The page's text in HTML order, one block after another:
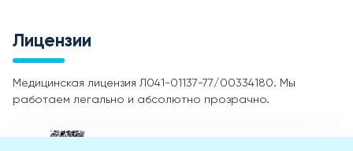
Лицензии
Медицинская лицензия Л041-01137-77/00334180. Мы
работаем легально и абсолютно прозрачно.